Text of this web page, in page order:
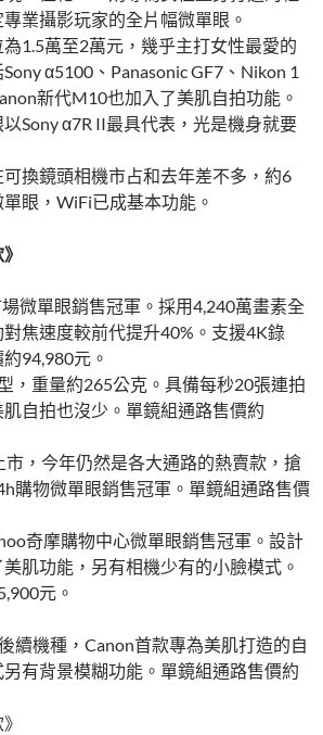
業攝影玩家的全片幅微單眼。
1.5萬至2萬元，幾乎主打女性最愛的
α5100、Panasonic GF7、Nikon 1
新代M10也加入了美肌自拍功能。
Sony α7R II最具代表，光是機身就要
換鏡頭相機市占和去年差不多，約6
眼，WiFi已成基本功能。
微單眼銷售冠軍。採用4,240萬畫素全
焦速度較前代提升40%。支援4K錄
94,980元。
，重量約265公克。具備每秒20張連拍
自拍也沒少。單鏡組通路售價約
市，今年仍然是各大通路的熱賣款，搶
購物微單眼銷售冠軍。單鏡組通路售價
奇摩購物中心微單眼銷售冠軍。設計
肌功能，另有相機少有的小臉模式。
元。
續機種，Canon首款專為美肌打造的自
有背景模糊功能。單鏡組通路售價約